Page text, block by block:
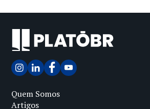
Quem Somos
Artigos